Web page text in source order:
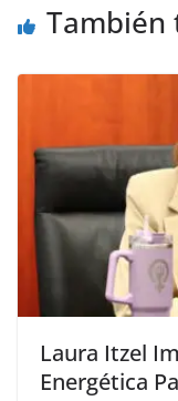
También
Laura Itzel
Energética